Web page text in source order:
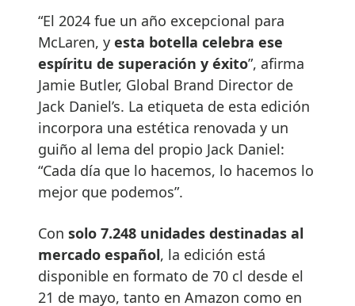
“El 2024 fue un año excepcional para
McLaren, y esta botella celebra ese
espíritu de superación y éxito”, afirma
Jamie Butler, Global Brand Director de
Jack Daniel’s. La etiqueta de esta edición
incorpora una estética renovada y un
guiño al lema del propio Jack Daniel:
“Cada día que lo hacemos, lo hacemos lo
mejor que podemos”.
Con solo 7.248 unidades destinadas al
mercado español, la edición está
disponible en formato de 70 cl desde el
21 de mayo, tanto en Amazon como en